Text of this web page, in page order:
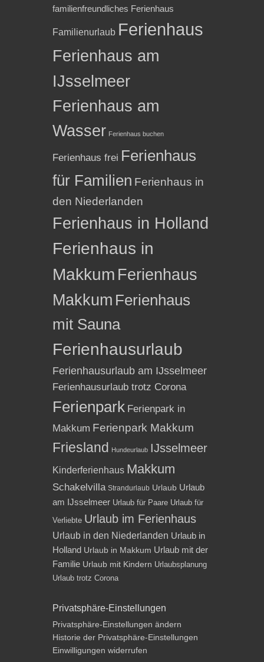
familienfreundliches Ferienhaus
Familienurlaub Ferienhaus
Ferienhaus am
IJsselmeer
Ferienhaus am
Wasser Ferienhaus buchen
Ferienhaus frei Ferienhaus
für Familien Ferienhaus in
den Niederlanden
Ferienhaus in Holland
Ferienhaus in
Makkum Ferienhaus
Makkum Ferienhaus
mit Sauna
Ferienhausurlaub
Ferienhausurlaub am IJsselmeer
Ferienhausurlaub trotz Corona
Ferienpark Ferienpark in
Makkum Ferienpark Makkum
Friesland Hundeurlaub IJsselmeer
Kinderferienhaus Makkum
Schakelvilla Strandurlaub Urlaub Urlaub
am IJsselmeer Urlaub für Paare Urlaub für
Verliebte Urlaub im Ferienhaus
Urlaub in den Niederlanden Urlaub in
Holland Urlaub in Makkum Urlaub mit der
Familie Urlaub mit Kindern Urlaubsplanung
Urlaub trotz Corona
Privatsphäre-Einstellungen
Privatsphäre-Einstellungen ändern
Historie der Privatsphäre-Einstellungen
Einwilligungen widerrufen